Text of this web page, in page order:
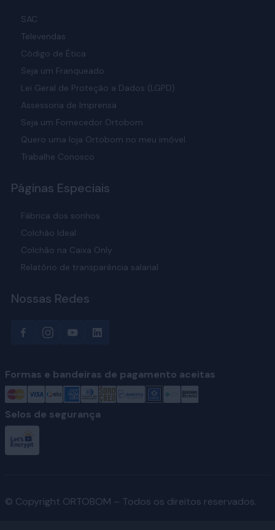
SAC
Televendas
Código de Ética
Seja um Franqueado
Lei Geral de Proteção a Dados (LGPD)
Assessoria de Imprensa
Seja um Fornecedor Ortobom
Quero uma loja Ortobom no meu imóvel
Trabalhe Conosco
Páginas Especiais
Fábrica dos sonhos
Colchão Ideal
Colchão na Caixa Only
Relatório de transparência salarial
Nossas Redes
Formas e bandeiras de pagamento aceitas
Selos de segurança
© Copyright ORTOBOM – Todos os direitos reservados.